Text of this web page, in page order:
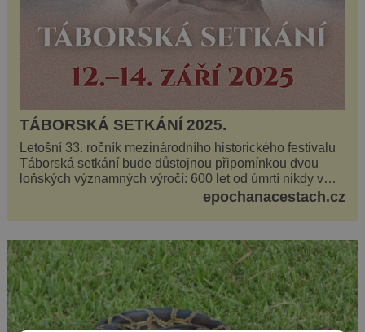
TÁBORSKÁ SETKÁNÍ 2025.
Letošní 33. ročník mezinárodního historického festivalu
Táborská setkání bude důstojnou připomínkou dvou
loňských významných výročí: 600 let od úmrtí nikdy v
poli neporaženého hejtmana Jana Žižky z Tr...
epochanacestach.cz